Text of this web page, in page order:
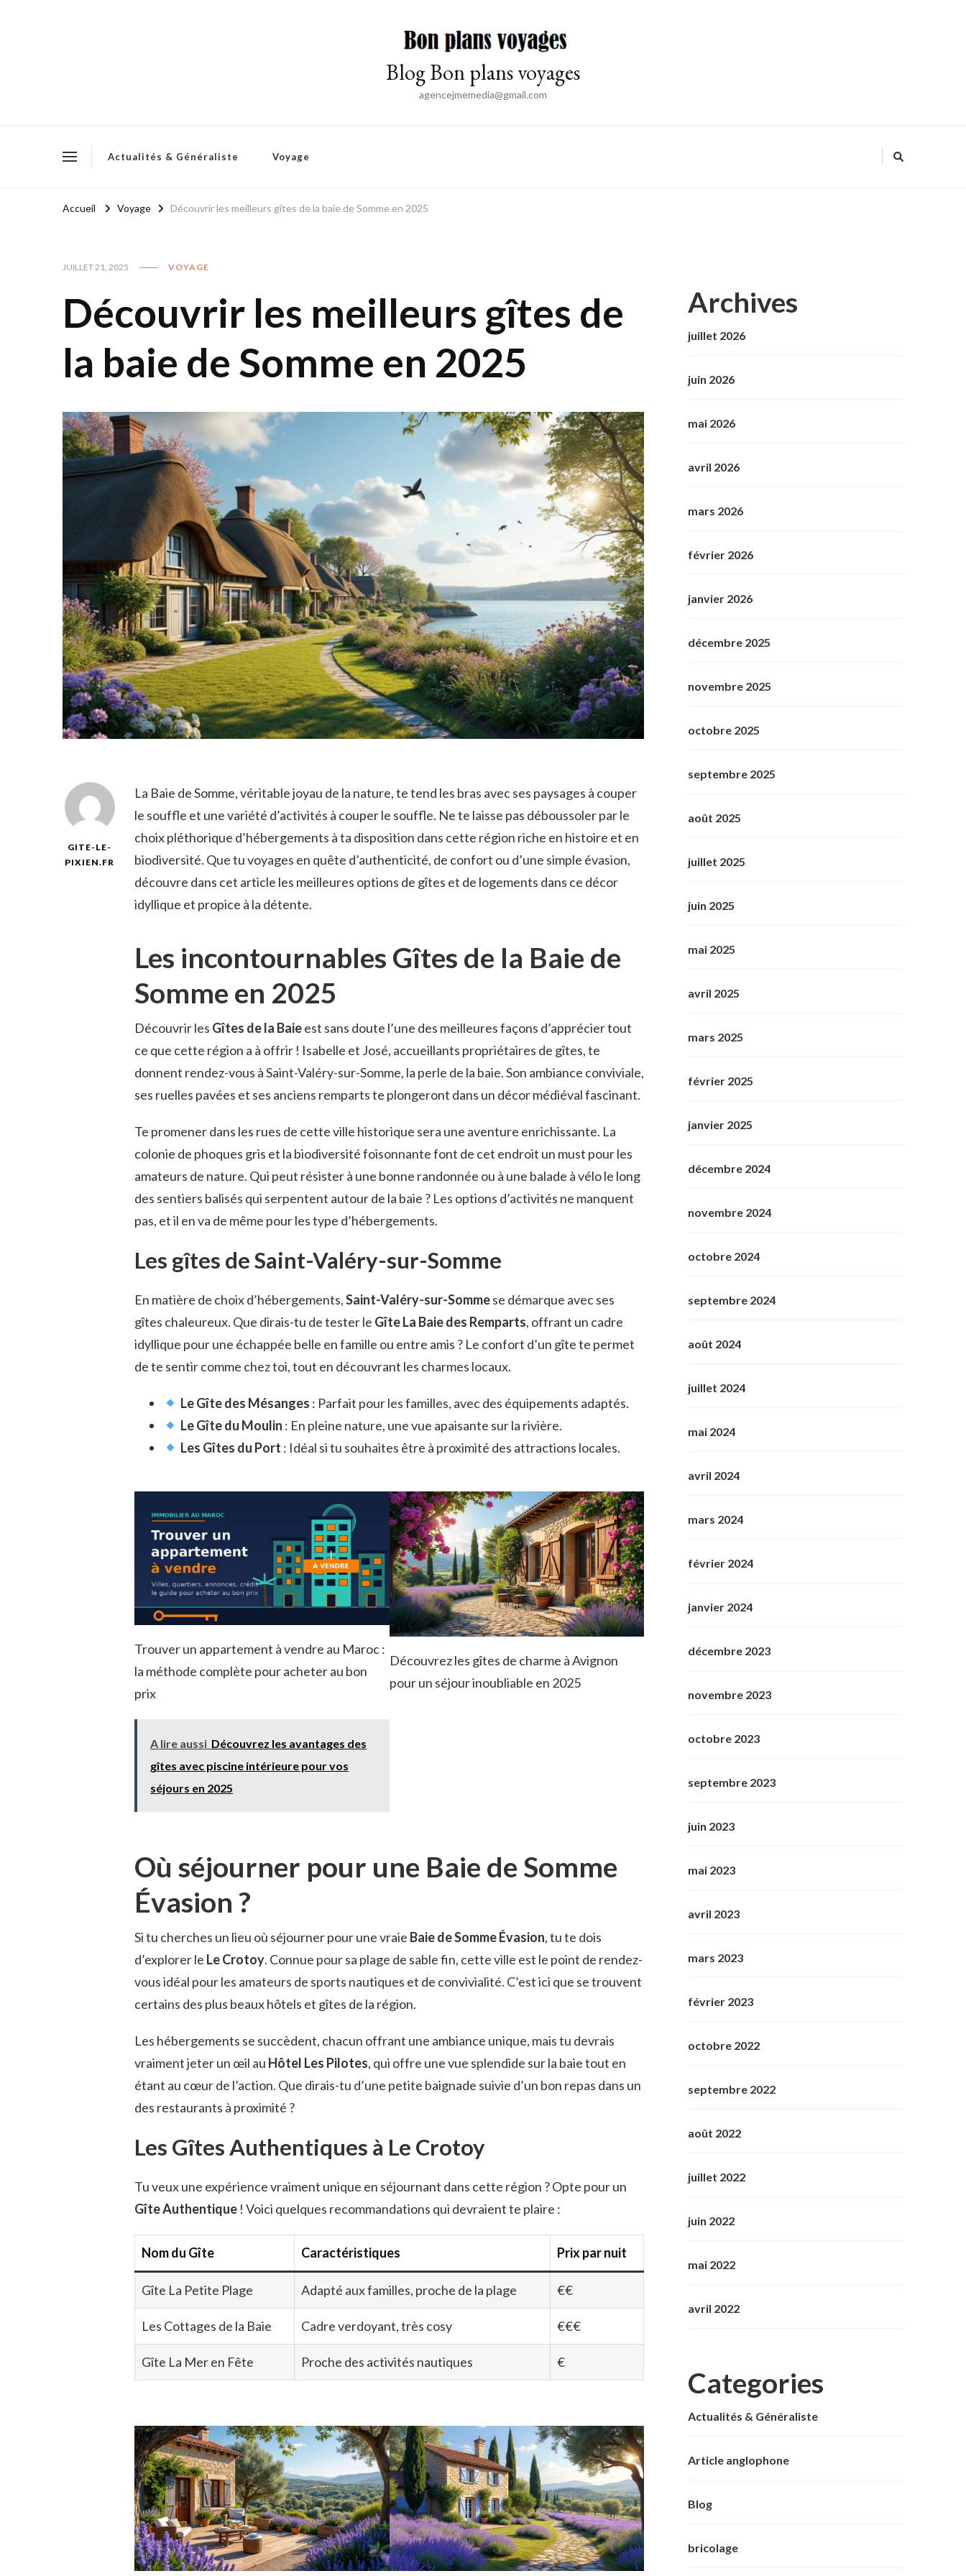
Blog Bon plans voyages
agencejmemedia@gmail.com
Actualités & Généraliste Voyage
Accueil Voyage Découvrir les meilleurs gîtes de la baie de Somme en 2025
JUILLET 21, 2025 VOYAGE
Découvrir les meilleurs gîtes de
la baie de Somme en 2025
GITE-LE-
PIXIEN.FR
La Baie de Somme, véritable joyau de la nature, te tend les bras avec ses paysages à couper
le souffle et une variété d’activités à couper le souffle. Ne te laisse pas déboussoler par le
choix pléthorique d’hébergements à ta disposition dans cette région riche en histoire et en
biodiversité. Que tu voyages en quête d’authenticité, de confort ou d’une simple évasion,
découvre dans cet article les meilleures options de gîtes et de logements dans ce décor
idyllique et propice à la détente.
Les incontournables Gîtes de la Baie de
Somme en 2025
Découvrir les Gîtes de la Baieest sans doute l’une des meilleures façons d’apprécier tout
ce que cette région a à offrir ! Isabelle et José, accueillants propriétaires de gîtes, te
donnent rendez-vous à Saint-Valéry-sur-Somme, la perle de la baie. Son ambiance conviviale,
ses ruelles pavées et ses anciens remparts te plongeront dans un décor médiéval fascinant.
Te promener dans les rues de cette ville historique sera une aventure enrichissante. La
colonie de phoques gris et la biodiversité foisonnante font de cet endroit un must pour les
amateurs de nature. Qui peut résister à une bonne randonnée ou à une balade à vélo le long
des sentiers balisés qui serpentent autour de la baie ? Les options d’activités ne manquent
pas, et il en va de même pour les type d’hébergements.
Les gîtes de Saint-Valéry-sur-Somme
En matière de choix d’hébergements,Saint-Valéry-sur-Sommese démarque avec ses
gîtes chaleureux. Que dirais-tu de tester le Gîte La Baie des Remparts, offrant un cadre
idyllique pour une échappée belle en famille ou entre amis ? Le confort d’un gîte te permet
de te sentir comme chez toi, tout en découvrant les charmes locaux.
Le Gîte des Mésanges : Parfait pour les familles, avec des équipements adaptés.
Le Gîte du Moulin : En pleine nature, une vue apaisante sur la rivière.
Les Gîtes du Port : Idéal si tu souhaites être à proximité des attractions locales.
Trouver un appartement à vendre au Maroc :
la méthode complète pour acheter au bon
prix
A lire aussi Découvrez les avantages des
gîtes avec piscine intérieure pour vos
séjours en 2025
Découvrez les gîtes de charme à Avignon
pour un séjour inoubliable en 2025
Où séjourner pour une Baie de Somme
Évasion ?
Si tu cherches un lieu où séjourner pour une vraie Baie de Somme Évasion, tu te dois
d’explorer le Le Crotoy. Connue pour sa plage de sable fin, cette ville est le point de rendez-
vous idéal pour les amateurs de sports nautiques et de convivialité. C’est ici que se trouvent
certains des plus beaux hôtels et gîtes de la région.
Les hébergements se succèdent, chacun offrant une ambiance unique, mais tu devrais
vraiment jeter un œil au Hôtel Les Pilotes, qui offre une vue splendide sur la baie tout en
étant au cœur de l’action. Que dirais-tu d’une petite baignade suivie d’un bon repas dans un
des restaurants à proximité ?
Les Gîtes Authentiques à Le Crotoy
Tu veux une expérience vraiment unique en séjournant dans cette région ? Opte pour un
Gîte Authentique ! Voici quelques recommandations qui devraient te plaire :
Nom du Gîte Caractéristiques Prix par nuit
Gîte La Petite Plage Adapté aux familles, proche de la plage €€
Les Cottages de la Baie Cadre verdoyant, très cosy €€€
Gîte La Mer en Fête Proche des activités nautiques €
Archives
juillet 2026
juin 2026
mai 2026
avril 2026
mars 2026
février 2026
janvier 2026
décembre 2025
novembre 2025
octobre 2025
septembre 2025
août 2025
juillet 2025
juin 2025
mai 2025
avril 2025
mars 2025
février 2025
janvier 2025
décembre 2024
novembre 2024
octobre 2024
septembre 2024
août 2024
juillet 2024
mai 2024
avril 2024
mars 2024
février 2024
janvier 2024
décembre 2023
novembre 2023
octobre 2023
septembre 2023
juin 2023
mai 2023
avril 2023
mars 2023
février 2023
octobre 2022
septembre 2022
août 2022
juillet 2022
juin 2022
mai 2022
avril 2022
Categories
Actualités & Généraliste
Article anglophone
Blog
bricolage